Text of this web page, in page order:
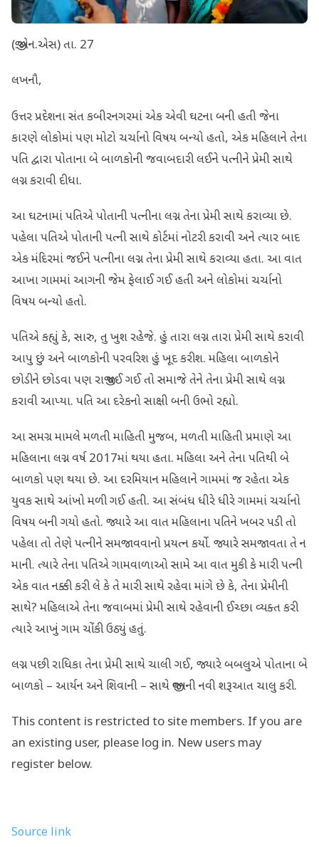
(જી.એન.એસ) તા. 27
લખનૌ,
ઉત્તર પ્રદેશના સંત કબીરનગરમાં એક એવી ઘટના બની હતી જેના
કારણે લોકોમાં પણ મોટો ચર્ચાનો વિષય બન્યો હતો, એક મહિલાને તેના
પતિ દ્વારા પોતાના બે બાળકોની જવાબદારી લઈને પત્નીને પ્રેમી સાથે
લગ્ન કરાવી દીધા.
આ ઘટનામાં પતિએ પોતાની પત્નીના લગ્ન તેના પ્રેમી સાથે કરાવ્યા છે.
પહેલા પતિએ પોતાની પત્ની સાથે કોર્ટમાં નોટરી કરાવી અને ત્યાર બાદ
એક મંદિરમાં જઈને પત્નીના લગ્ન તેના પ્રેમી સાથે કરાવ્યા હતા. આ વાત
આખા ગામમાં આગની જેમ ફેલાઈ ગઈ હતી અને લોકોમાં ચર્ચાનો
વિષય બન્યો હતો.
પતિએ કહ્યું કે, સારુ, તુ ખુશ રહેજે. હું તારા લગ્ન તારા પ્રેમી સાથે કરાવી
આપુ છું અને બાળકોની પરવરિશ હું ખૂદ કરીશ. મહિલા બાળકોને
છોડીને છોડવા પણ રાજી થઈ ગઈ તો સમાજે તેને તેના પ્રેમી સાથે લગ્ન
કરાવી આપ્યા. પતિ આ દરેકનો સાક્ષી બની ઉભો રહ્યો.
આ સમગ્ર મામલે મળતી માહિતી મુજબ, મળતી માહિતી પ્રમાણે આ
મહિલાના લગ્ન વર્ષ 2017માં થયા હતા. મહિલા અને તેના પતિથી બે
બાળકો પણ થયા છે. આ દરમિયાન મહિલાને ગામમાં જ રહેતા એક
યુવક સાથે આંખો મળી ગઈ હતી. આ સંબંધ ધીરે ધીરે ગામમાં ચર્ચાનો
વિષય બની ગયો હતો. જ્યારે આ વાત મહિલાના પતિને ખબર પડી તો
પહેલા તો તેણે પત્નીને સમજાવવાનો પ્રયત્ન કર્યો. જ્યારે સમજાવતા તે ન
માની. ત્યારે તેના પતિએ ગામવાળાઓ સામે આ વાત મુકી કે મારી પત્ની
એક વાત નક્કી કરી લે કે તે મારી સાથે રહેવા માંગે છે કે, તેના પ્રેમીની
સાથે? મહિલાએ તેના જવાબમાં પ્રેમી સાથે રહેવાની ઈચ્છા વ્યક્ત કરી
ત્યારે આખું ગામ ચોંકી ઉઠ્યું હતું.
લગ્ન પછી રાધિકા તેના પ્રેમી સાથે ચાલી ગઈ, જ્યારે બબલુએ પોતાના બે
બાળકો – આર્યન અને શિવાની – સાથે જીવનની નવી શરૂઆત ચાલુ કરી.
This content is restricted to site members. If you are
an existing user, please log in. New users may
register below.
Source link